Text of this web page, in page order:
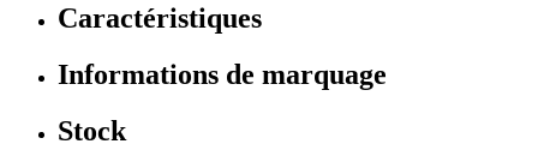
Caractéristiques
Informations de marquage
Stock